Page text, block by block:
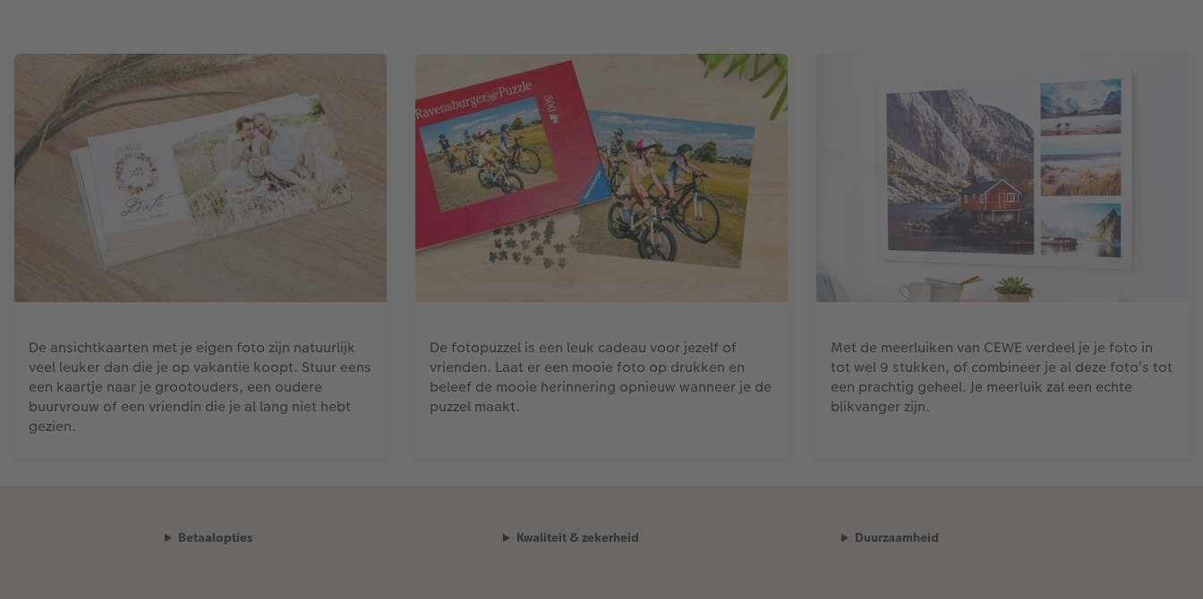
De ansichtkaarten met je eigen foto zijn natuurlijk
veel leuker dan die je op vakantie koopt. Stuur eens
een kaartje naar je grootouders, een oudere
buurvrouw of een vriendin die je al lang niet hebt
gezien.
De fotopuzzel is een leuk cadeau voor jezelf of
vrienden. Laat er een mooie foto op drukken en
beleef de mooie herinnering opnieuw wanneer je de
puzzel maakt.
Met de meerluiken van CEWE verdeel je je foto in
tot wel 9 stukken, of combineer je al deze foto’s tot
een prachtig geheel. Je meerluik zal een echte
blikvanger zijn.
Betaalopties Kwaliteit & zekerheid Duurzaamheid